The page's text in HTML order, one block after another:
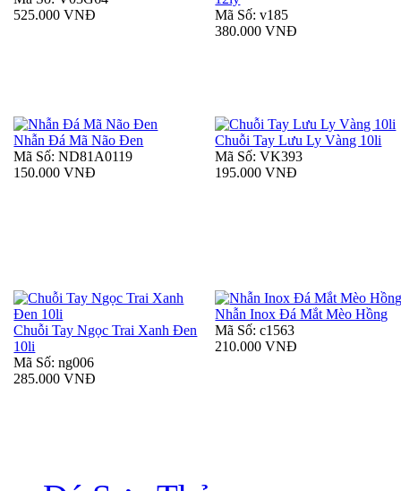
525.000 VNĐ
Mã Số: v185
380.000 VNĐ
Nhẫn Đá Mã Não Đen
Mã Số: ND81A0119
150.000 VNĐ
Chuỗi Tay Lưu Ly Vàng 10li
Mã Số: VK393
195.000 VNĐ
Chuỗi Tay Ngọc Trai Xanh Đen
10li
Mã Số: ng006
285.000 VNĐ
Nhẫn Inox Đá Mắt Mèo Hồng
Mã Số: c1563
210.000 VNĐ